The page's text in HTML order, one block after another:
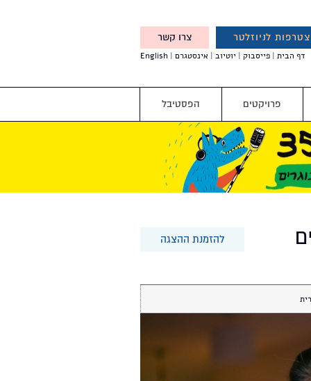
לניוזלטר צרו קשר
והטבות מיוחדות עבורך
דף הבית פייסבוק יוטיוב אינסטגרם English
פרויקטים הפסטיבל
להזמנת ההצגה